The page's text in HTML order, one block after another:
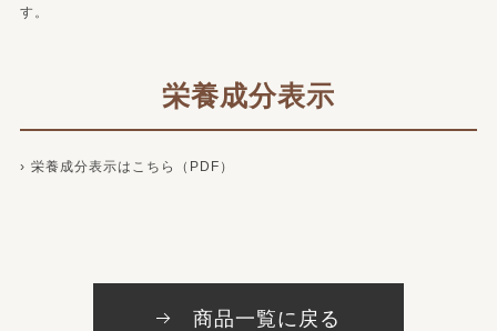
す。
栄養成分表示
栄養成分表示はこちら（PDF）
商品一覧に戻る